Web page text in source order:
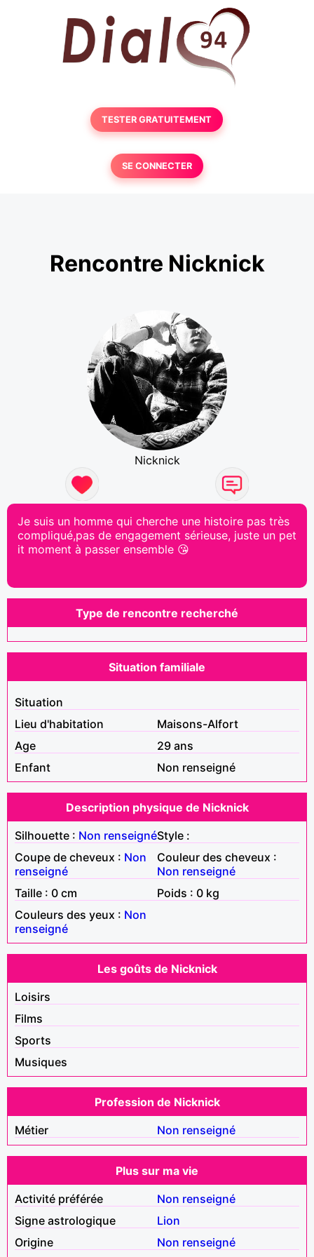
TESTER GRATUITEMENT
SE CONNECTER
Rencontre Nicknick
Nicknick
Je suis un homme qui cherche une histoire pas très
compliqué,pas de engagement sérieuse, juste un pet
it moment à passer ensemble 😘
Type de rencontre recherché
Situation familiale
Situation
Lieu d'habitation
Maisons-Alfort
Age
29 ans
Enfant
Non renseigné
Description physique de Nicknick
Silhouette : Non renseignéStyle :
Coupe de cheveux : Non
renseigné
Couleur des cheveux :
Non renseigné
Taille : 0 cm
Poids : 0 kg
Couleurs des yeux : Non
renseigné
Les goûts de Nicknick
Loisirs
Films
Sports
Musiques
Profession de Nicknick
Métier
Non renseigné
Plus sur ma vie
Activité préférée
Non renseigné
Signe astrologique
Lion
Origine
Non renseigné